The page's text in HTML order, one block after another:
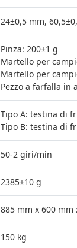
24±0,5 mm,
Pinza: 200±1 g
Martello per
Martello per
Pezzo a farfalla in
Tipo A: testina di
Tipo B: testina di
50-2 giri/min
2385±10 g
885 mm x 600 mm
150 kg